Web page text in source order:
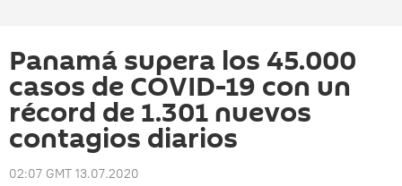
Panamá supera los 45.000
casos de COVID-19 con un
récord de 1.301 nuevos
contagios diarios
02:07 GMT 13.07.2020